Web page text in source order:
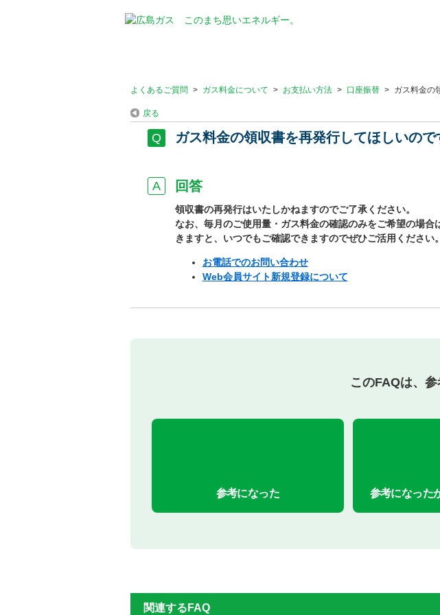
よくあるご質問 > ガス料金について > お支払い方法 > 口座振替 > ガス料金の
戻る
ガス料金の領収書を再発行してほしいので
回答
領収書の再発行はいたしかねますのでご了承ください。
なお、毎月のご使用量・ガス料金の確認のみをご希望の場
きますと、いつでもご確認できますのでぜひご活用ください。
お電話でのお問い合わせ
Web会員サイト新規登録について
このFAQは、
参考になった 参考になった
関連するFAQ